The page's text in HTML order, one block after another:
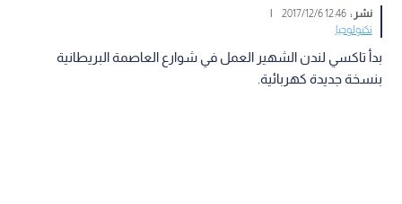
نشر :12:46 2017/12/6
|
تكنولوجيا
بدأ تاكسي لندن الشهير العمل في شوارع العاصمة البريطانية
بنسخة جديدة كهربائية.